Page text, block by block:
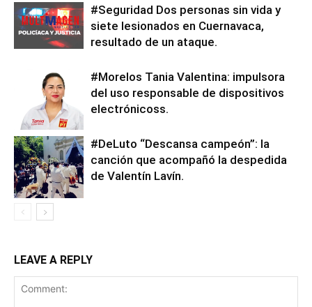
#Seguridad Dos personas sin vida y
siete lesionados en Cuernavaca,
resultado de un ataque.
#Morelos Tania Valentina: impulsora
del uso responsable de dispositivos
electrónicoss.
#DeLuto “Descansa campeón”: la
canción que acompañó la despedida
de Valentín Lavín.
LEAVE A REPLY